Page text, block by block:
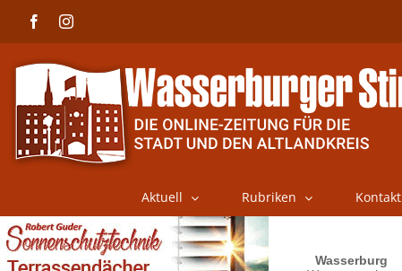
FacebookInstagram
Aktuell Rubriken Kontakt